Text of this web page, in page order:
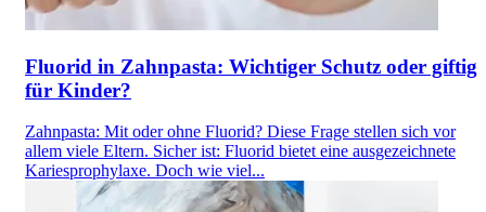
Fluorid in Zahnpasta: Wichtiger Schutz oder giftig
für Kinder?
Zahnpasta: Mit oder ohne Fluorid? Diese Frage stellen sich vor
allem viele Eltern. Sicher ist: Fluorid bietet eine ausgezeichnete
Kariesprophylaxe. Doch wie viel...